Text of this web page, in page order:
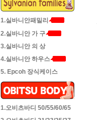
1.실바니안패밀리
2.실바니안 가 구
3.실바니안 의 상
4.실바니안 하우스
5. Epcoh 장식케이스
1.오비츠바디 50/55/60/65